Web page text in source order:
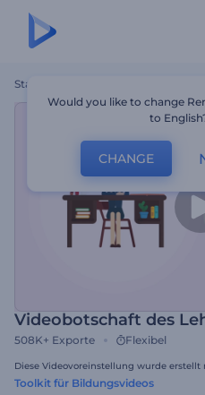
Startseite
Videobotschaft des
508K+ Exporte Flexibel
Diese Videovoreinstellung wurde erstellt
Toolkit für Bildungsvideos
Would you like to change
to
CHANGE